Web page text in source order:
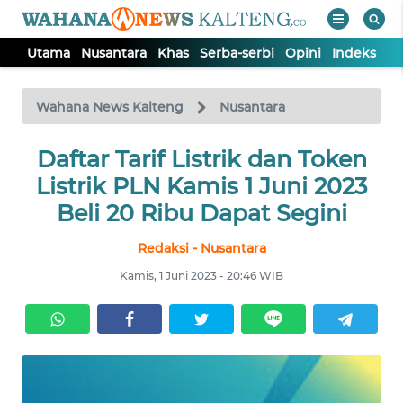
Utama Nusantara Khas Serba-serbi Opini Indeks
Wahana News Kalteng Nusantara
Daftar Tarif Listrik dan Token
Listrik PLN Kamis 1 Juni 2023
Beli 20 Ribu Dapat Segini
Redaksi - Nusantara
Kamis, 1 Juni 2023 - 20:46 WIB
TV
Tutup
UTAMA
NUSANTARA
SERBA-
SERBI